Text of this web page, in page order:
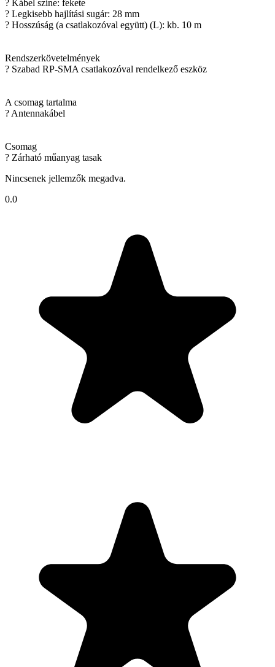
? Kábel színe: fekete
? Legkisebb hajlítási sugár: 28 mm
? Hosszúság (a csatlakozóval együtt) (L): kb. 10 m
Rendszerkövetelmények
? Szabad RP-SMA csatlakozóval rendelkező eszköz
A csomag tartalma
? Antennakábel
Csomag
? Zárható műanyag tasak
Nincsenek jellemzők megadva.
0.0